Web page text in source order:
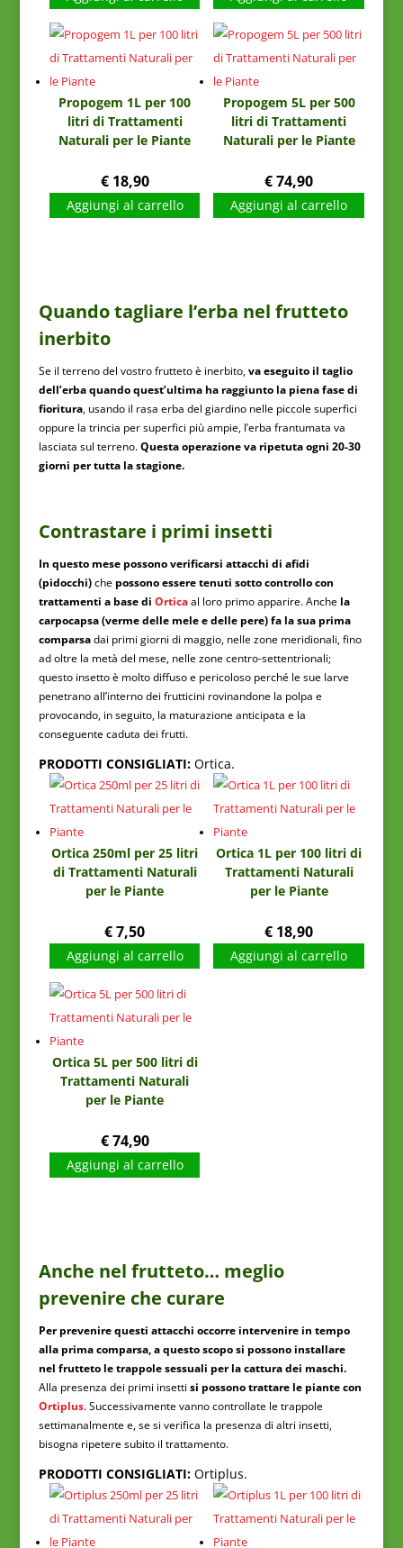
Propogem 1L per 100
litri di Trattamenti
Naturali per le Piante
€18,90
Aggiungi al carrello
Propogem 5L per 500
litri di Trattamenti
Naturali per le Piante
€74,90
Aggiungi al carrello
Quando tagliare l’erba nel frutteto
inerbito
Se il terreno del vostro frutteto è inerbito,va eseguito il taglio
dell’erba quando quest’ultima ha raggiunto la piena fase di
fioritura, usando il rasa erba del giardino nelle piccole superfici
oppure la trincia per superfici più ampie, l’erba frantumata va
lasciata sul terreno.Questa operazione va ripetuta ogni 20-30
giorni per tutta la stagione.
Contrastare i primi insetti
In questo mese possono verificarsi attacchi di afidi
(pidocchi)che possono essere tenuti sotto controllo con
trattamenti a base di Orticaal loro primo apparire. Anche la
carpocapsa (verme delle mele e delle pere) fa la sua prima
comparsadai primi giorni di maggio, nelle zone meridionali, fino
ad oltre la metà del mese, nelle zone centro-settentrionali;
questo insetto è molto diffuso e pericoloso perché le sue larve
penetrano all’interno dei frutticini rovinandone la polpa e
provocando, in seguito, la maturazione anticipata e la
conseguente caduta dei frutti.
PRODOTTI CONSIGLIATI:Ortica.
Ortica 250ml per 25 litri
di Trattamenti Naturali
per le Piante
€7,50
Aggiungi al carrello
Ortica 1L per 100 litri di
Trattamenti Naturali
per le Piante
€ 18,90
Aggiungi al carrello
Ortica 5L per 500 litri di
Trattamenti Naturali
per le Piante
€74,90
Aggiungi al carrello
Anche nel frutteto… meglio
prevenire che curare
Per prevenire questi attacchi occorre intervenire in tempo
alla prima comparsa, a questo scopo si possono installare
nel frutteto le trappole sessuali per la cattura dei maschi.
Alla presenza dei primi insetti si possono trattare le piante con
Ortiplus. Successivamente vanno controllate le trappole
settimanalmente e, se si verifica la presenza di altri insetti,
bisogna ripetere subito il trattamento.
PRODOTTI CONSIGLIATI:Ortiplus.